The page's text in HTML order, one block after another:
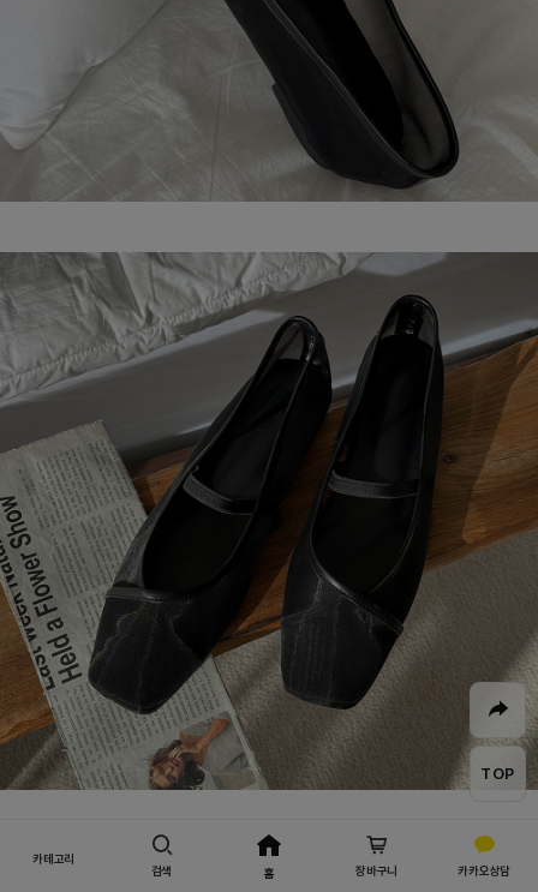
TOP
카테고리
검색
홈 장바구니 카카오상담